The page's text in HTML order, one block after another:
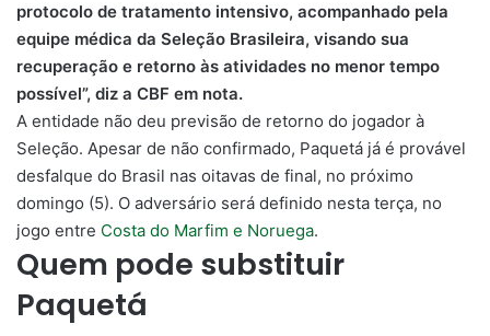
protocolo de tratamento intensivo, acompanhado pela
equipe médica da Seleção Brasileira, visando sua
recuperação e retorno às atividades no menor tempo
possível”, diz a CBF em nota.
A entidade não deu previsão de retorno do jogador à
Seleção. Apesar de não confirmado, Paquetá já é provável
desfalque do Brasil nas oitavas de final, no próximo
domingo (5). O adversário será definido nesta terça, no
jogo entre Costa do Marfim e Noruega.
Quem pode substituir
Paquetá